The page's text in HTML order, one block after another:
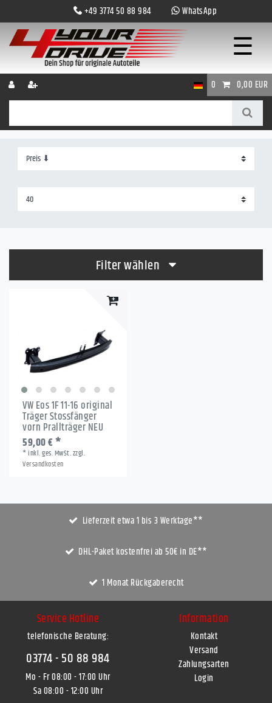
+49 3774 50 88 984 WhatsApp
☰
0 0,00 EUR
Filter wählen
VW Eos 1F 11-16 original
Träger Stossfänger
vorn Prallträger NEU
59,00 € *
*inkl. ges. MwSt.zzgl.
Versandkosten
Lieferzeit etwa 1 bis 3 Werktage**
DHL-Paket kostenfrei ab 50€ in DE**
1 Monat Rückgaberecht
Service Hotline
telefonische Beratung:
03774 - 50 88 984
Mo - Fr 08:00 - 17:00 Uhr
Sa 08:00 - 12:00 Uhr
Information
Kontakt
Versand
Zahlungsarten
Login